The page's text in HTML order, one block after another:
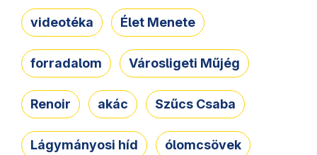
videotéka Élet Menete
forradalom Városligeti Műjég
Renoir akác Szűcs Csaba
Lágymányosi híd ólomcsövek